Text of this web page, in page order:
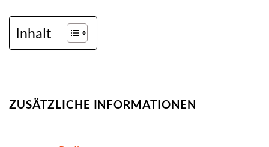
Inhalt
ZUSÄTZLICHE INFORMATIONEN